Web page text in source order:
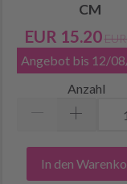
CM
EUR 15.20
Angebot bis 12/
Anzahl
In den